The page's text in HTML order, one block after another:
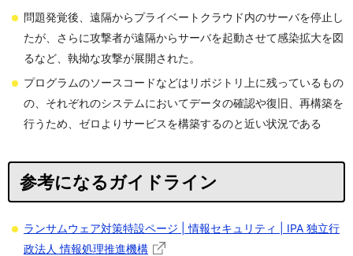
問題発覚後、遠隔からプライベートクラウド内のサーバを停止し
たが、さらに攻撃者が遠隔からサーバを起動させて感染拡大を図
るなど、執拗な攻撃が展開された。
プログラムのソースコードなどはリポジトリ上に残っているもの
の、それぞれのシステムにおいてデータの確認や復旧、再構築を
行うため、ゼロよりサービスを構築するのと近い状況である
参考になるガイドライン
ランサムウェア対策特設ページ | 情報セキュリティ | IPA 独立行
政法人 情報処理推進機構